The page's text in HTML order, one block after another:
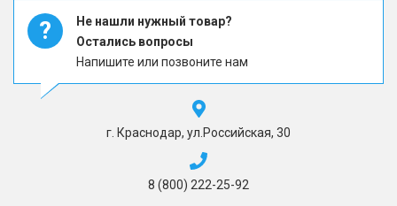
?
Не нашли нужный товар?
Остались вопросы
Напишите или позвоните нам
г. Краснодар, ул.Российская, 30
8 (800) 222-25-92